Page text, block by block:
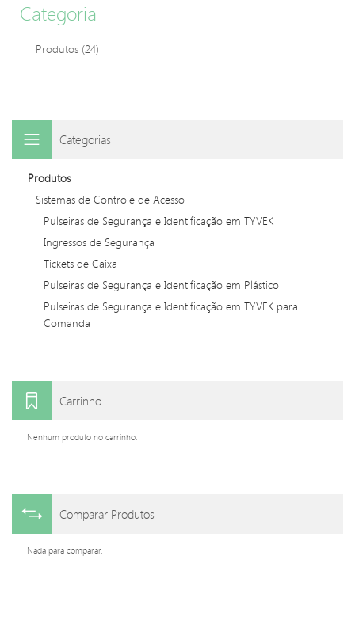
Categoria
Produtos (24)
Categorias
Produtos
Sistemas de Controle de Acesso
Pulseiras de Segurança e Identificação em TYVEK
Ingressos de Segurança
Tickets de Caixa
Pulseiras de Segurança e Identificação em Plástico
Pulseiras de Segurança e Identificação em TYVEK para
Comanda
Carrinho
Nenhum produto no carrinho.
Comparar Produtos
Nada para comparar.